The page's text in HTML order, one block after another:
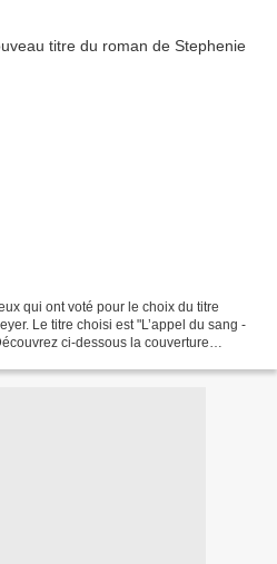
qui ont voté pour le choix du titre
Le titre choisi est "L’appel du sang -
ci-dessous la couverture